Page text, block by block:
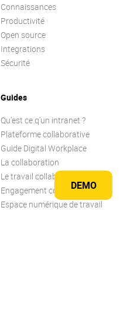
DEMO
Connaissances
Productivité
Open source
Integrations
Sécurité
Guides
Qu’est ce q’un intranet ?
Plateforme collaborative
Guide Digital Workplace
La collaboration
Le travail collaboratif
Engagement collaborateur
Espace numérique de travail